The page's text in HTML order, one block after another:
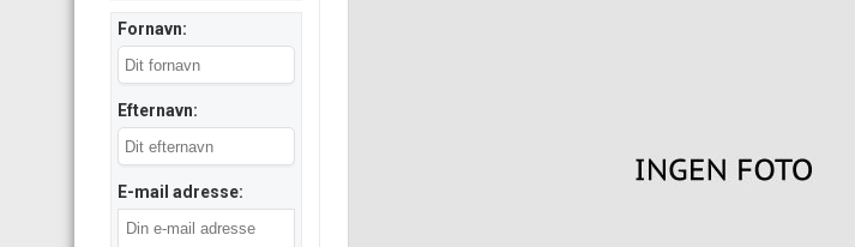
Fornavn:
Efternavn:
E-mail adresse: